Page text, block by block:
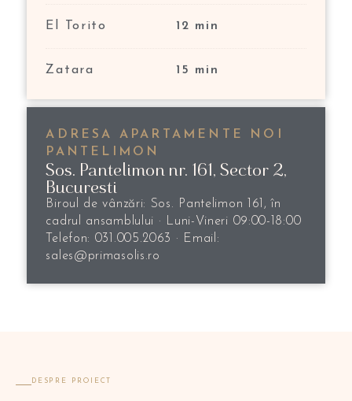
El Torito 12 min
Zatara 15 min
ADRESA APARTAMENTE NOI
PANTELIMON
Sos. Pantelimon nr. 161, Sector 2,
Bucuresti
Biroul de vânzări: Sos. Pantelimon 161, în
cadrul ansamblului · Luni-Vineri 09:00-18:00
Telefon: 031.005.2063 · Email:
sales@primasolis.ro
DESPRE PROIECT